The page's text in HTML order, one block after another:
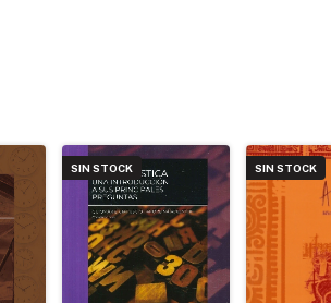
SIN STOCK SIN STOCK